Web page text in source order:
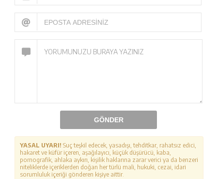
GÖNDER
YASAL UYARI! Suç teşkil edecek, yasadışı, tehditkar, rahatsız edici,
hakaret ve küfür içeren, aşağılayıcı, küçük düşürücü, kaba,
pornografik, ahlaka aykırı, kişilik haklarına zarar verici ya da benzeri
niteliklerde içeriklerden doğan her türlü mali, hukuki, cezai, idari
sorumluluk içeriği gönderen kişiye aittir.